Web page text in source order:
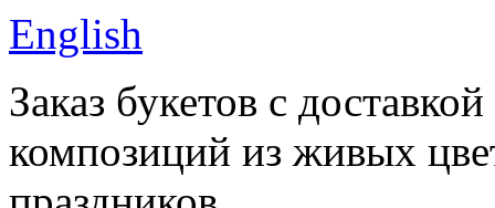
English
Заказ букетов с
композиций из живых